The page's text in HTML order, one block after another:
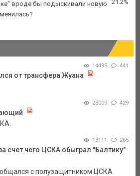
вроде бы подыскивали новую
21.2%
14495 441
от трансфера Жуана
23009 429
13111 265
счет чего ЦСКА обыграл "Балтику"
с полузащитником ЦСКА